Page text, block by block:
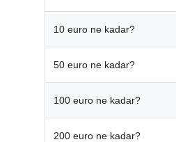
10 euro ne kadar?
50 euro ne kadar?
100 euro ne kadar?
200 euro ne kadar?